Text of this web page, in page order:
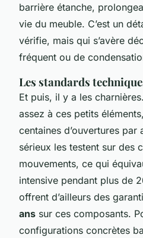
barrière étanche,
vie du meuble. C’est un
vérifie, mais qui s’avère
fréquent ou de
Les standards
Et puis, il y a les
assez à ces petits
centaines d’ouvertures par
sérieux les testent sur des
mouvements, ce qui
intensive pendant plus de
offrent d’ailleurs des
ans sur ces composants.
configurations concrètes